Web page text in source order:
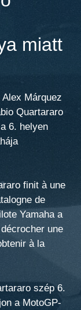
miatt
Márquez
Quartararo
6. helyen
finit à une
de
Yamaha a
une
à la
szép 6.
a MotoGP-